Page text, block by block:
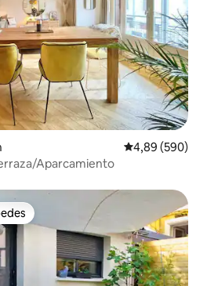
Calificación
4,89 (590)
Aparcamiento
más destacados